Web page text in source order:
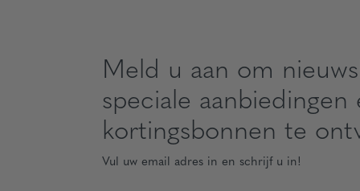
Meld u aan om
speciale aanbiedingen
kortingsbonnen te
Vul uw email adres in en schrijf u in!